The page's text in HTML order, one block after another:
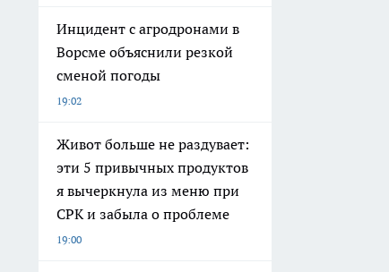
Инцидент с агродронами в
Ворсме объяснили резкой
сменой погоды
19:02
Живот больше не раздувает:
эти 5 привычных продуктов
я вычеркнула из меню при
СРК и забыла о проблеме
19:00